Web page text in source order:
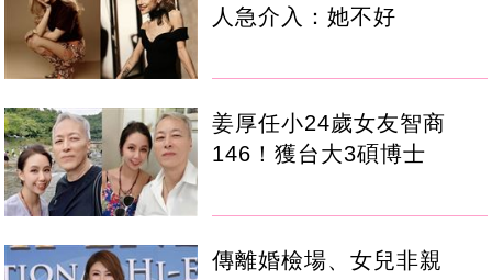
人急介入：她不好
姜厚任小24歲女友智商
146！獲台大3碩博士
傳離婚檢場、女兒非親